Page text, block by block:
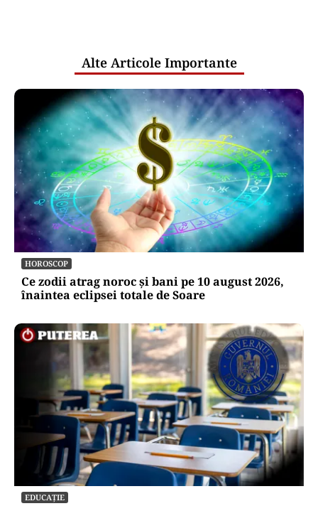
Alte Articole Importante
HOROSCOP
Ce zodii atrag noroc și bani pe 10 august 2026,
înaintea eclipsei totale de Soare
EDUCAȚIE